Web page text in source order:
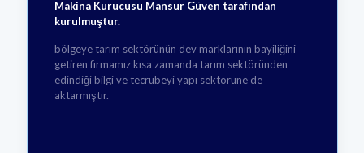
Makina Kurucusu Mansur Güven tarafından
kurulmuştur.
bölgeye tarım sektörünün dev marklarının bayiliğini
getiren firmamız kısa zamanda tarım sektöründen
edindiği bilgi ve tecrübeyi yapı sektörüne de
aktarmıştır.